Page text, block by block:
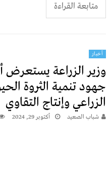
متابعة القراءة
أخبار
وزير الزراعة
جهود تنمية الثروة
الزراعي وإنتاج التقاوي
شباب الصعيد أكتوبر 29, 2024